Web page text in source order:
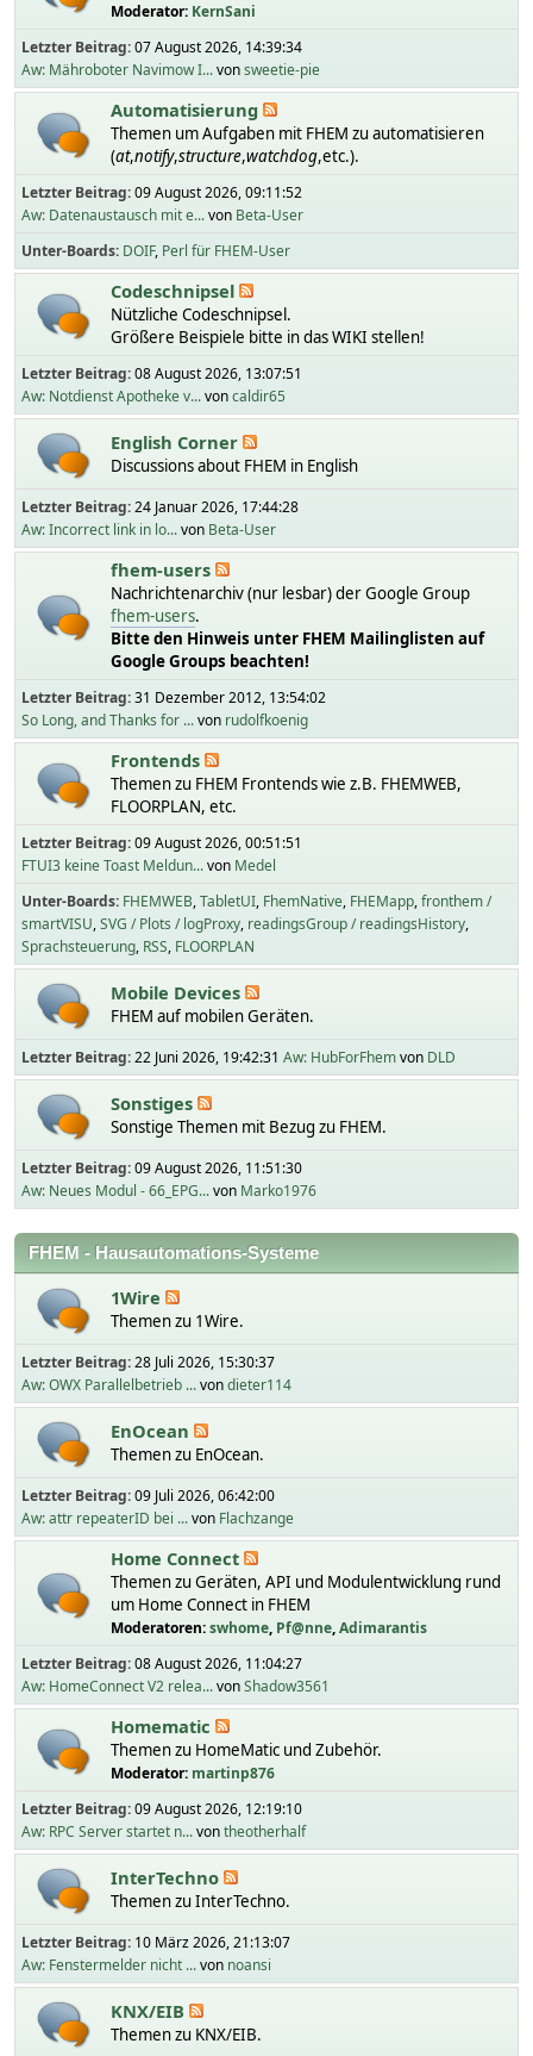
Moderator: KernSani
Letzter Beitrag:07 August 2026, 14:39:34
Aw: Mähroboter Navimow I...vonsweetie-pie
Automatisierung
Themen um Aufgaben mit FHEM zu automatisieren
(at,notify,structure,watchdog,etc.).
Letzter Beitrag:09 August 2026, 09:11:52
Aw: Datenaustausch mit e...von Beta-User
Unter-Boards DOIF Perl für FHEM-User
Codeschnipsel
Nützliche Codeschnipsel.
Größere Beispiele bitte in das WIKI stellen!
Letzter Beitrag:08 August 2026, 13:07:51
Aw: Notdienst Apotheke v...voncaldir65
English Corner
Discussions about FHEM in English
Letzter Beitrag:24 Januar 2026, 17:44:28
Aw: Incorrect link in lo...von Beta-User
fhem-users
Nachrichtenarchiv (nur lesbar) der Google Group
fhem-users.
Bitte den Hinweis unter FHEM Mailinglisten auf
Google Groups beachten!
Letzter Beitrag:31 Dezember 2012, 13:54:02
So Long, and Thanks for ...von rudolfkoenig
Frontends
Themen zu FHEM Frontends wie z.B. FHEMWEB,
FLOORPLAN, etc.
Letzter Beitrag:09 August 2026, 00:51:51
FTUI3 keine Toast Meldun...von Medel
Unter-Boards FHEMWEB TabletUI FhemNative FHEMapp fronthem /
smartVISU SVG / Plots / logProxy readingsGroup / readingsHistory
Sprachsteuerung RSS FLOORPLAN
Mobile Devices
FHEM auf mobilen Geräten.
Letzter Beitrag:22 Juni 2026, 19:42:31 Aw: HubForFhemvon DLD
Sonstiges
Sonstige Themen mit Bezug zu FHEM.
Letzter Beitrag:09 August 2026, 11:51:30
Aw: Neues Modul - 66_EPG...von Marko1976
FHEM - Hausautomations-Systeme
1Wire
Themen zu 1Wire.
Letzter Beitrag:28 Juli 2026, 15:30:37
Aw: OWX Parallelbetrieb ...vondieter114
EnOcean
Themen zu EnOcean.
Letzter Beitrag:09 Juli 2026, 06:42:00
Aw: attr repeaterID bei ...von Flachzange
Home Connect
Themen zu Geräten, API und Modulentwicklung rund
um Home Connect in FHEM
Moderatoren:swhome, Pf@nne,Adimarantis
Letzter Beitrag:08 August 2026, 11:04:27
Aw: HomeConnect V2 relea...vonShadow3561
Homematic
Themen zu HomeMatic und Zubehör.
Moderator: martinp876
Letzter Beitrag:09 August 2026, 12:19:10
Aw: RPC Server startet n...vontheotherhalf
InterTechno
Themen zu InterTechno.
Letzter Beitrag: 10 März 2026, 21:13:07
Aw: Fenstermelder nicht ...von noansi
KNX/EIB
Themen zu KNX/EIB.